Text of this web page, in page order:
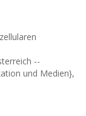
--
und Medien},